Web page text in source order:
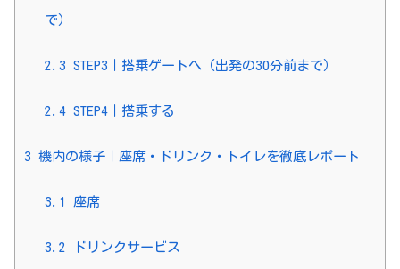
で）
2.3 STEP3｜搭乗ゲートへ（出発の30分前まで）
2.4STEP4｜搭乗する
3 機内の様子｜座席・ドリンク・トイレを徹底レポート
3.1 座席
3.2 ドリンクサービス